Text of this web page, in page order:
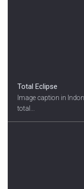
Total Eclipse
Image caption in
total...